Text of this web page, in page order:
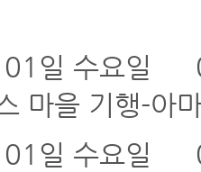
일 수요일
마을 기행-아
일 수요일